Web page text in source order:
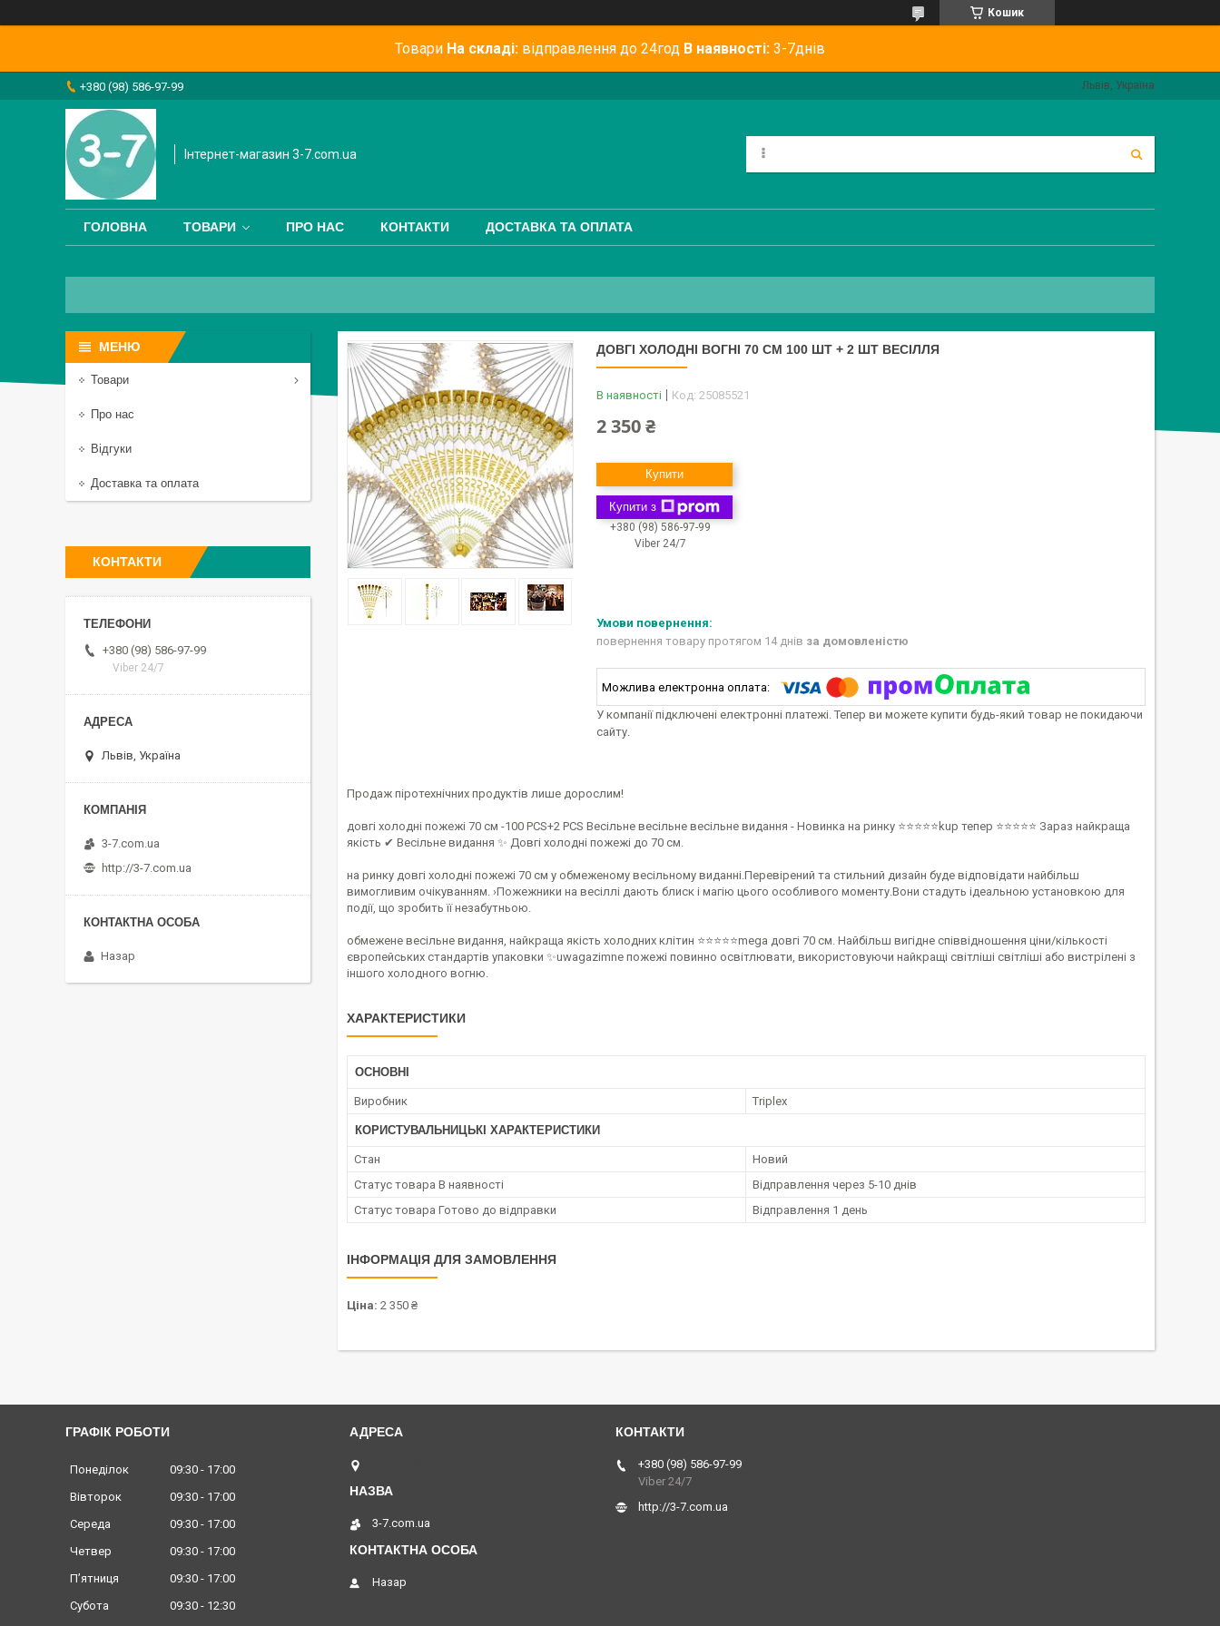
Кошик
Товари На складі: відправлення до 24год В наявності: 3-7днів
+380 (98) 586-97-99 Львів, Україна
Інтернет-магазин 3-7.com.ua
ГОЛОВНА ТОВАРИ ПРО НАС КОНТАКТИ ДОСТАВКА ТА ОПЛАТА
ДОВГІ ХОЛОДНІ ВОГНІ 70 СМ 100 ШТ + 2 ШТ ВЕСІЛЛЯ
В наявності Код: 25085521
2 350 ₴
Купити
Купити з
+380 (98) 586-97-99
Viber 24/7
повернення товару протягом 14 днів за домовленістю
У компанії підключені електронні платежі. Тепер ви можете купити будь-який товар не покидаючи
сайту.
Продаж піротехнічних продуктів лише дорослим!
довгі холодні пожежі 70 см -100 PCS+2 PCS Весільне весільне весільне видання - Новинка на ринку ⭐⭐⭐⭐⭐kup тепер ⭐⭐⭐⭐⭐ Зараз найкраща
якість ✔ Весільне видання ✨ Довгі холодні пожежі до 70 см.
на ринку довгі холодні пожежі 70 см у обмеженому весільному виданні.Перевірений та стильний дизайн буде відповідати найбільш
вимогливим очікуванням. ›Пожежники на весіллі дають блиск і магію цього особливого моменту.Вони стадуть ідеальною установкою для
події, що зробить її незабутньою.
обмежене весільне видання, найкраща якість холодних клітин ⭐⭐⭐⭐⭐mega довгі 70 см. Найбільш вигідне співвідношення ціни/кількості
європейських стандартів упаковки ✨uwagazimne пожежі повинно освітлювати, використовуючи найкращі світліші світліші або вистрілені з
іншого холодного вогню.
ХАРАКТЕРИСТИКИ
ОСНОВНІ
Виробник Triplex
КОРИСТУВАЛЬНИЦЬКІ ХАРАКТЕРИСТИКИ
Стан
Новий
Статус товара В наявності
Відправлення через 5-10 днів
Статус товара Готово до відправки
Відправлення 1 день
ІНФОРМАЦІЯ ДЛЯ ЗАМОВЛЕННЯ
Ціна: 2 350 ₴
Товари
Про нас
Відгуки
Доставка та оплата
КОНТАКТИ
+380 (98) 586-97-99
Viber 24/7
Львів, Україна
3-7.com.ua
http://3-7.com.ua
Назар
ГРАФІК РОБОТИ
Понеділок 09:30
17:00
Вівторок
09:30
17:00
Середа
09:30
17:00
Четвер
09:30
17:00
Пʼятниця
09:30
17:00
Субота
09:30 12:30
3-7.com.ua
Назар
+380 (98) 586-97-99
Viber 24/7
http://3-7.com.ua